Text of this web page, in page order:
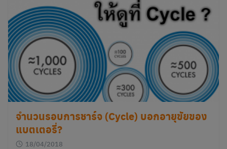
จำนวนรอบการชาร์จ (Cycle) บอกอายุขัยของ
แบตเตอรี่?
18/04/2018